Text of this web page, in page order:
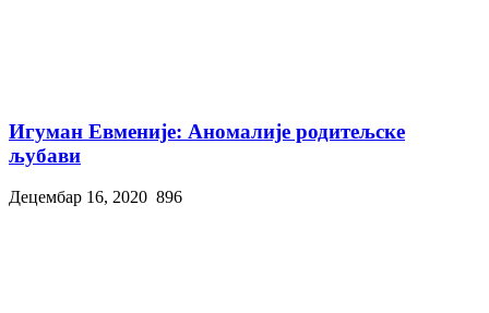
Игуман Евменије: Аномалије родитељске
љубави
Децембар 16, 2020 896